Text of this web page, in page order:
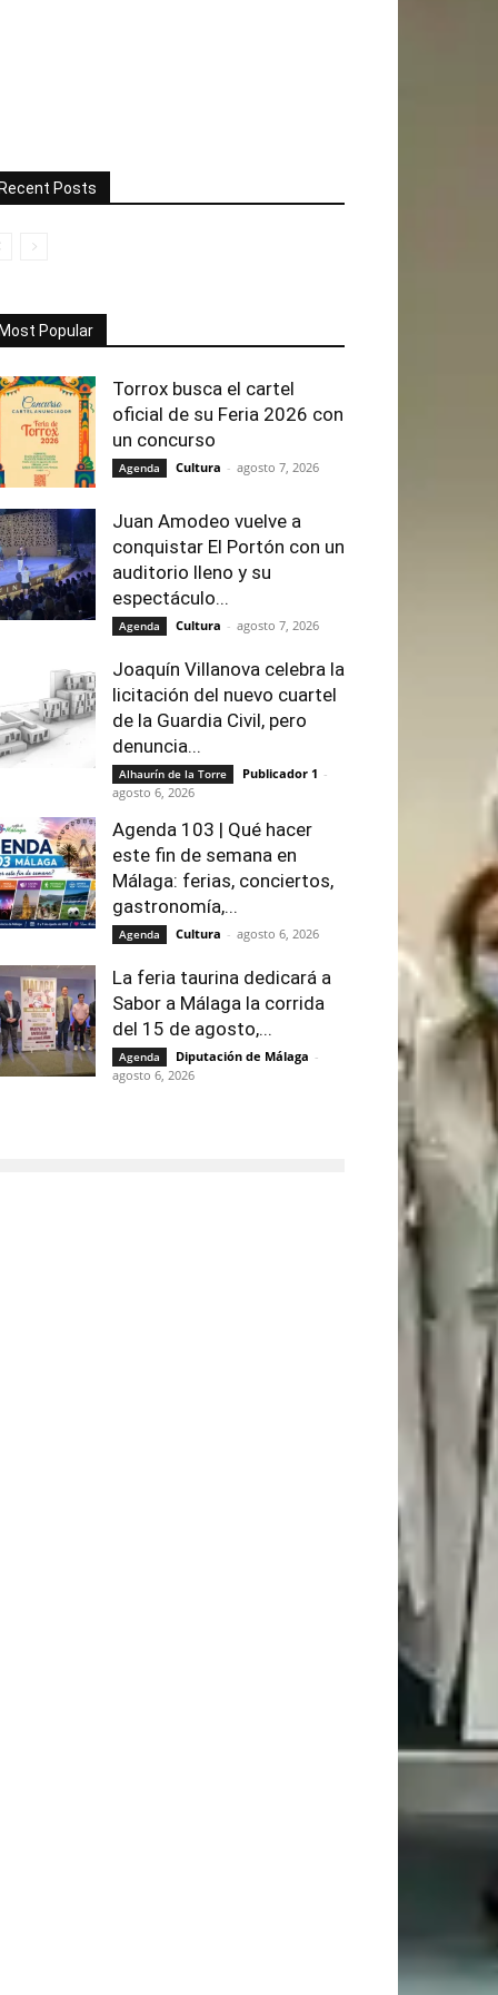
Posts
Popular
Torrox busca el cartel
oficial de su Feria 2026 con
un concurso
Agenda Cultura - agosto 7, 2026
Juan Amodeo vuelve a
conquistar El Portón con un
auditorio lleno y su
espectáculo...
Agenda Cultura - agosto 7, 2026
Joaquín Villanova celebra la
licitación del nuevo cuartel
de la Guardia Civil, pero
denuncia...
Alhaurín de la Torre Publicador 1 -
agosto 6, 2026
Agenda 103 | Qué hacer
este fin de semana en
Málaga: ferias, conciertos,
gastronomía,...
Agenda Cultura - agosto 6, 2026
La feria taurina dedicará a
Sabor a Málaga la corrida
del 15 de agosto,...
Agenda Diputación de Málaga -
agosto 6, 2026